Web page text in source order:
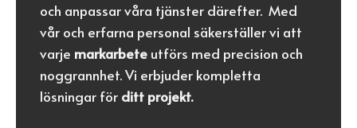
och anpassar våra tjänster därefter. Med
vår och erfarna personal säkerställer vi att
varje markarbete utförs med precision och
noggrannhet. Vi erbjuder kompletta
lösningar för ditt projekt.